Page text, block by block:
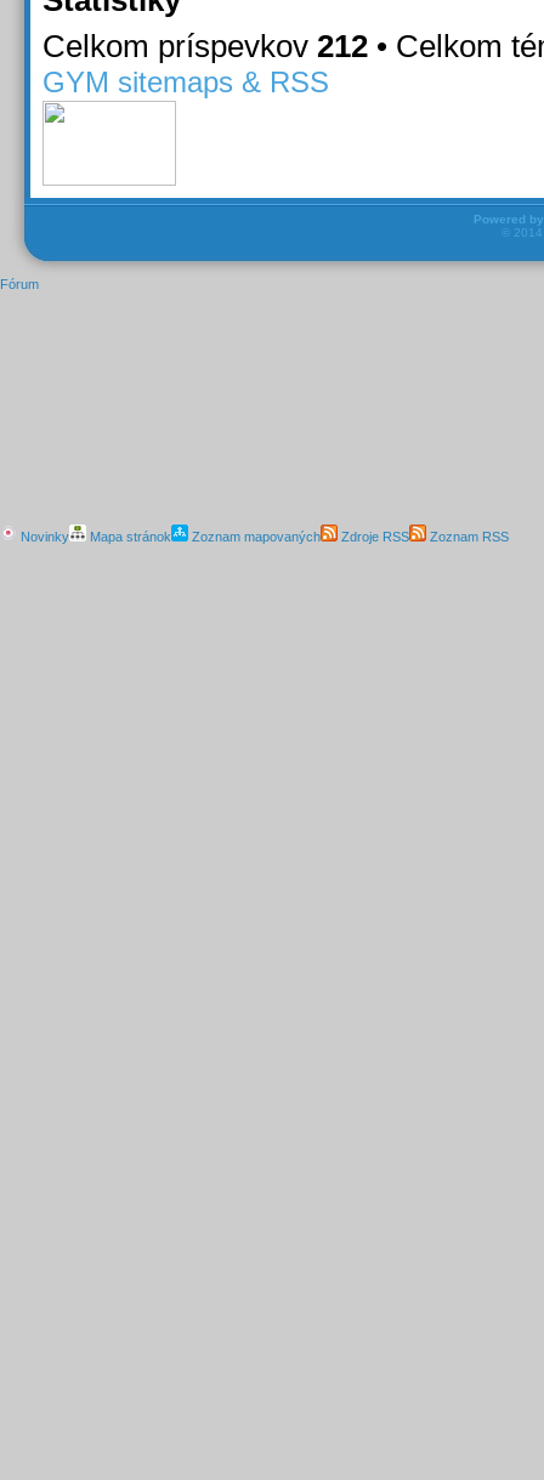
Celkom príspevkov 212 • Celkom
GYM sitemaps & RSS
Powered by
©
Fórum
Novinky Mapa stránok Zoznam mapovaných Zdroje RSS Zoznam RSS